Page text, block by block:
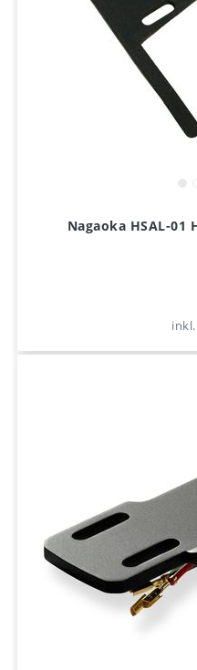
Nagaoka HSAL-01